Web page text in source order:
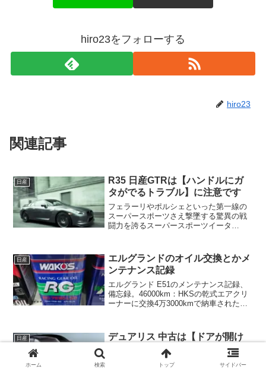
hiro23をフォローする
hiro23
関連記事
日産
R35 日産GTRは【ハンドルにガ
タがでるトラブル】に注意です
フェラーリやポルシェといった第一線の
スーパースポーツさえ撃墜する驚異の戦
闘力を誇るスーパースポーツイータ
注意したいポイントがあります！それは
ハンドルが上下にガ...
日産
エルグランドのオイル交換とかメ
ンテナンス記録
エルグランド E51のメンテナンス記録、
備忘録。46000km：HKSの乾式エアクリ
ーナーに交換4万3000kmで納車されたと
たらもっと吸い込みよくなるかな～と思
ってH...
日産
デュアリス 中古は【ドアが開け
られない！】に注意です
ヨーロッパ市場でも非常に評価の高いス
ホーム 検索 トップ サイドバー